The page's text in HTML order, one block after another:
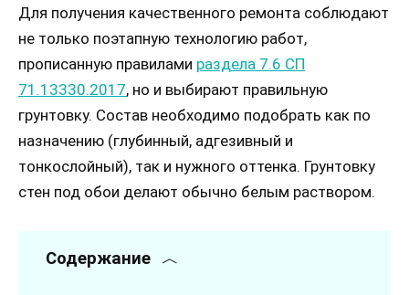
Для получения качественного ремонта соблюдают
не только поэтапную технологию работ,
прописанную правилами раздела 7.6 СП
71.13330.2017, но и выбирают правильную
грунтовку. Состав необходимо подобрать как по
назначению (глубинный, адгезивный и
тонкослойный), так и нужного оттенка. Грунтовку
стен под обои делают обычно белым раствором.
Содержание